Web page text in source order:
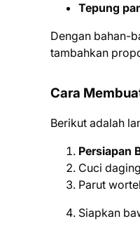
Tepung
Dengan bahan-
tambahkan
Cara
Berikut adalah
Persiapan
Cuci
Parut
Siapkan